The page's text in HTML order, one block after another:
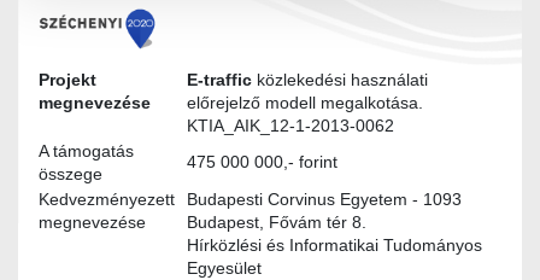
Projekt
megnevezése
E-traffic közlekedési használati
előrejelző modell megalkotása.
KTIA_AIK_12-1-2013-0062
A támogatás
összege
475 000 000,- forint
Kedvezményezett
megnevezése
Budapesti Corvinus Egyetem - 1093
Budapest, Fővám tér 8.
Hírközlési és Informatikai Tudományos
Egyesület